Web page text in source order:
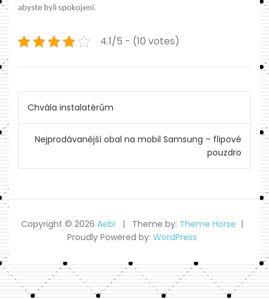
abyste byli spokojeni.
4.1/5 - (10 votes)
Navigace
pro
Chvála instalatérům
Nejprodávanější obal na mobil Samsung – flipové
pouzdro
Copyright © 2026 Aebi Theme by: Theme Horse
Proudly Powered by: WordPress